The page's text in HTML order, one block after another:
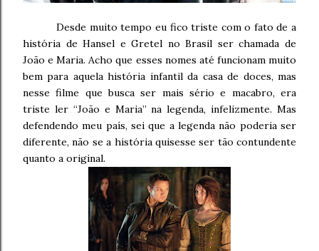
Desde muito tempo eu fico triste com o fato de a
história de Hansel e Gretel no Brasil ser chamada de
João e Maria. Acho que esses nomes até funcionam muito
bem para aquela história infantil da casa de doces, mas
nesse filme que busca ser mais sério e macabro, era
triste ler “João e Maria” na legenda, infelizmente. Mas
defendendo meu país, sei que a legenda não poderia ser
diferente, não se a história quisesse ser tão contundente
quanto a original.